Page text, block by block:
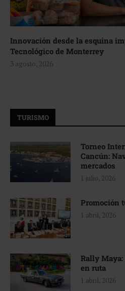
Innovación desde la esquina
Tecnológico de Monterrey
3 agosto, 2026
TURISMO
Torneo
Cancún:
mercados
1 julio, 2026
Promoción
1 abril, 2026
Rally
en ruta
1 abril, 2026